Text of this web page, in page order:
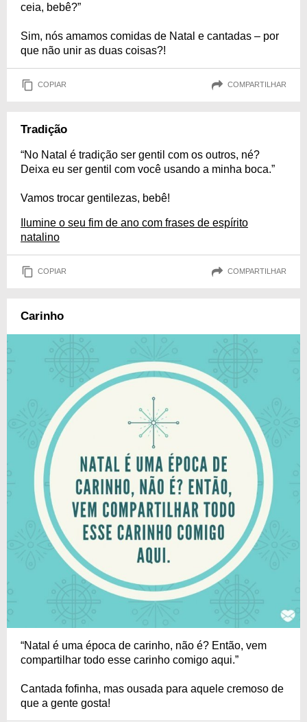
ceia, bebê?”
Sim, nós amamos comidas de Natal e cantadas – por
que não unir as duas coisas?!
COPIAR COMPARTILHAR
Tradição
“No Natal é tradição ser gentil com os outros, né?
Deixa eu ser gentil com você usando a minha boca.”
Vamos trocar gentilezas, bebê!
Ilumine o seu fim de ano com frases de espírito
natalino
COPIAR COMPARTILHAR
Carinho
“Natal é uma época de carinho, não é? Então, vem
compartilhar todo esse carinho comigo aqui.”
Cantada fofinha, mas ousada para aquele cremoso de
que a gente gosta!